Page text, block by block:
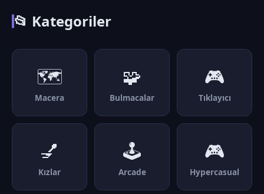
📂 Kategoriler
🗺️
Macera
🧩
Bulmacalar
🎮
Tıklayıcı
💅
Kızlar
🕹️
Arcade
🎮
Hypercasual